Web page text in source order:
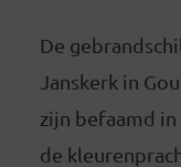
De
Janskerk in
zijn befaamd
de